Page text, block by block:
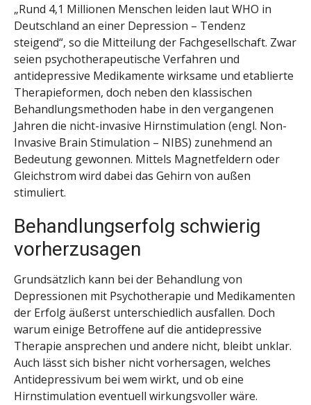
„Rund 4,1 Millionen Menschen leiden laut WHO in
Deutschland an einer Depression – Tendenz
steigend“, so die Mitteilung der Fachgesellschaft. Zwar
seien psychotherapeutische Verfahren und
antidepressive Medikamente wirksame und etablierte
Therapieformen, doch neben den klassischen
Behandlungsmethoden habe in den vergangenen
Jahren die nicht-invasive Hirnstimulation (engl. Non-
Invasive Brain Stimulation – NIBS) zunehmend an
Bedeutung gewonnen. Mittels Magnetfeldern oder
Gleichstrom wird dabei das Gehirn von außen
stimuliert.
Behandlungserfolg schwierig
vorherzusagen
Grundsätzlich kann bei der Behandlung von
Depressionen mit Psychotherapie und Medikamenten
der Erfolg äußerst unterschiedlich ausfallen. Doch
warum einige Betroffene auf die antidepressive
Therapie ansprechen und andere nicht, bleibt unklar.
Auch lässt sich bisher nicht vorhersagen, welches
Antidepressivum bei wem wirkt, und ob eine
Hirnstimulation eventuell wirkungsvoller wäre.